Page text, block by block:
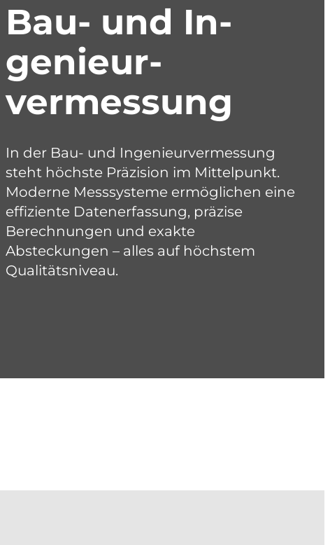
Bau- und In­
genieur­
vermessung
In der Bau- und Ingenieurvermessung
steht höchste Präzision im Mittelpunkt.
Moderne Messsysteme ermöglichen eine
effiziente Datenerfassung, präzise
Berechnungen und exakte
Absteckungen – alles auf höchstem
Qualitätsniveau.